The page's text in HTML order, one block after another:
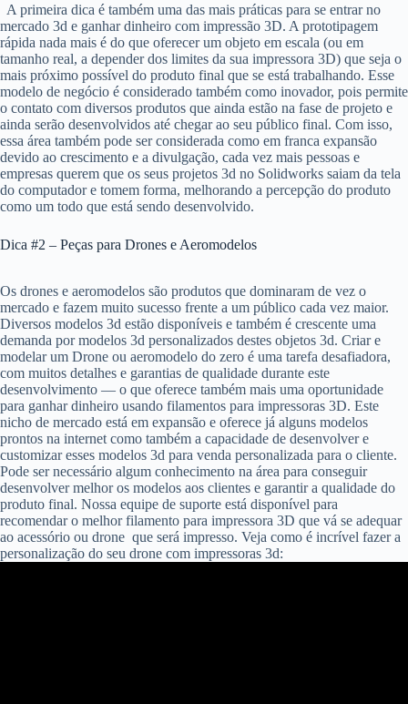
A primeira dica é também uma das mais práticas para se entrar no
mercado 3d e ganhar dinheiro com impressão 3D. A prototipagem
rápida nada mais é do que oferecer um objeto em escala (ou em
tamanho real, a depender dos limites da sua impressora 3D) que seja o
mais próximo possível do produto final que se está trabalhando. Esse
modelo de negócio é considerado também como inovador, pois permite
o contato com diversos produtos que ainda estão na fase de projeto e
ainda serão desenvolvidos até chegar ao seu público final. Com isso,
essa área também pode ser considerada como em franca expansão
devido ao crescimento e a divulgação, cada vez mais pessoas e
empresas querem que os seus projetos 3d no Solidworks saiam da tela
do computador e tomem forma, melhorando a percepção do produto
como um todo que está sendo desenvolvido.
Dica #2 – Peças para Drones e Aeromodelos
Os drones e aeromodelos são produtos que dominaram de vez o
mercado e fazem muito sucesso frente a um público cada vez maior.
Diversos modelos 3d estão disponíveis e também é crescente uma
demanda por modelos 3d personalizados destes objetos 3d. Criar e
modelar um Drone ou aeromodelo do zero é uma tarefa desafiadora,
com muitos detalhes e garantias de qualidade durante este
desenvolvimento — o que oferece também mais uma oportunidade
para ganhar dinheiro usando filamentos para impressoras 3D. Este
nicho de mercado está em expansão e oferece já alguns modelos
prontos na internet como também a capacidade de desenvolver e
customizar esses modelos 3d para venda personalizada para o cliente.
Pode ser necessário algum conhecimento na área para conseguir
desenvolver melhor os modelos aos clientes e garantir a qualidade do
produto final. Nossa equipe de suporte está disponível para
recomendar o melhor filamento para impressora 3D que vá se adequar
ao acessório ou drone que será impresso. Veja como é incrível fazer a
personalização do seu drone com impressoras 3d: